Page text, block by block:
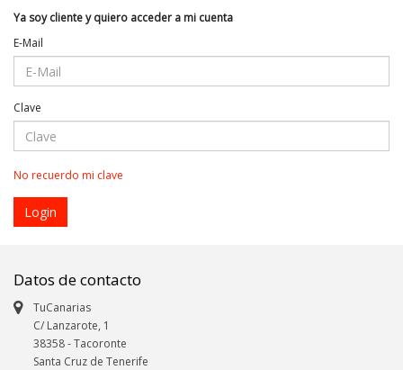
Ya soy cliente y quiero acceder a mi cuenta
E-Mail
Clave
No recuerdo mi clave
Datos de contacto
TuCanarias
C/ Lanzarote, 1
38358-Tacoronte
Santa Cruz de Tenerife